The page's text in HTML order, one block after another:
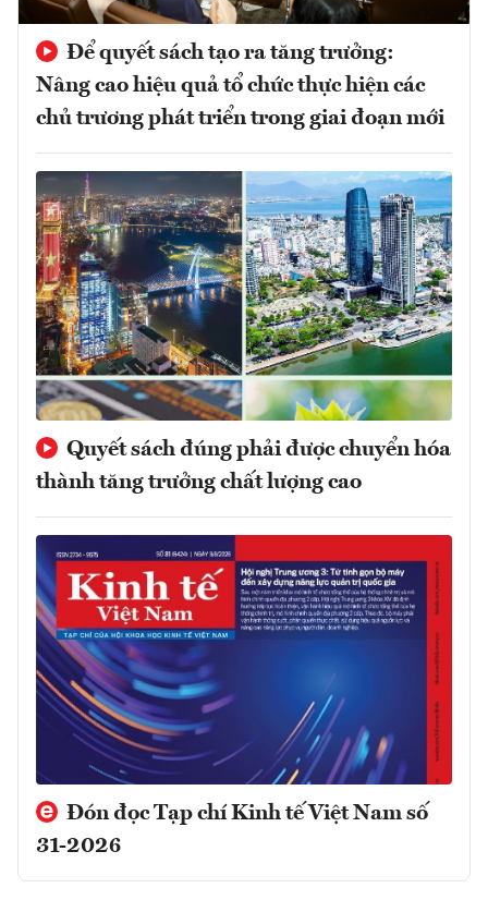
Để quyết sách tạo ra tăng trưởng:
Nâng cao hiệu quả tổ chức thực hiện các
chủ trương phát triển trong giai đoạn mới
Quyết sách đúng phải được chuyển hóa
thành tăng trưởng chất lượng cao
Đón đọc Tạp chí Kinh tế Việt Nam số
31-2026